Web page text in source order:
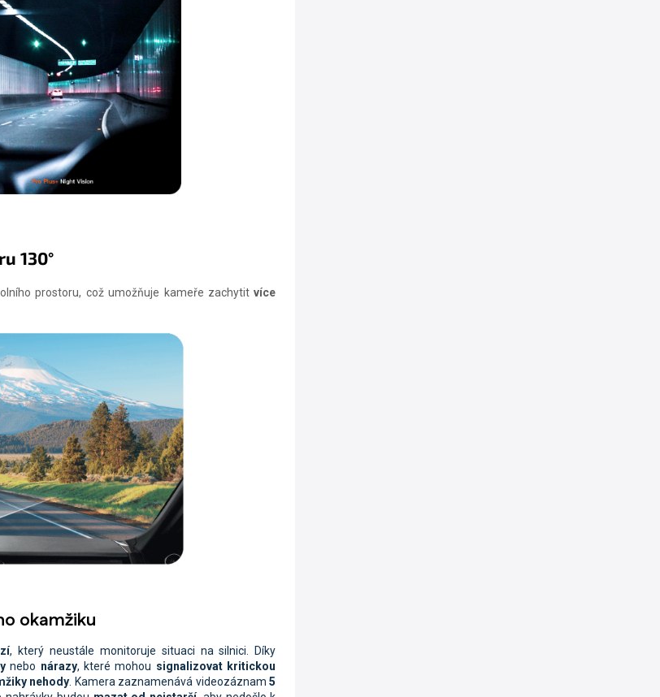
130°
prostoru, což umožňuje kameře zachytitvíce
okamžiku
, který neustále monitoruje situaci na silnici. Díky
nebo nárazy, které mohou signalizovat kritickou
nehody. Kamera zaznamenává videozáznam5